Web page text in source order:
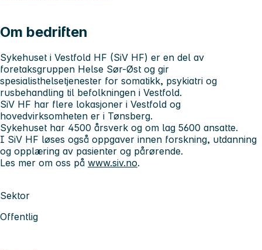
Om bedriften
Sykehuset i Vestfold HF (SiV HF) er en del av
foretaksgruppen Helse Sør-Øst og gir
spesialisthelsetjenester for somatikk, psykiatri og
rusbehandling til befolkningen i Vestfold.
SiV HF har flere lokasjoner i Vestfold og
hovedvirksomheten er i Tønsberg.
Sykehuset har 4500 årsverk og om lag 5600 ansatte.
I SiV HF løses også oppgaver innen forskning, utdanning
og opplæring av pasienter og pårørende.
Les mer om oss på www.siv.no.
Sektor
Offentlig